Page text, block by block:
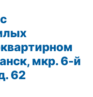
мкр. 6-й
62